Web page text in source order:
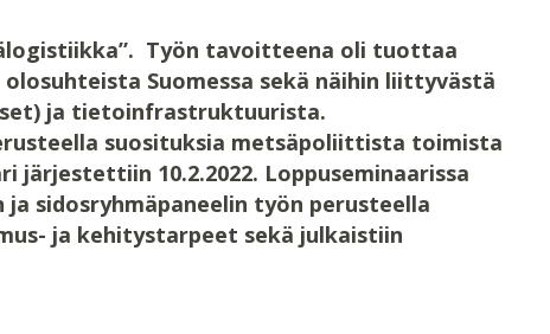
Työn tavoitteena oli tuottaa
Suomessa sekä näihin liittyvästä
ja tietoinfrastruktuurista.
suosituksia metsäpoliittista toimista
10.2.2022. Loppuseminaarissa
sidosryhmäpaneelin työn perusteella
ja kehitystarpeet sekä julkaistiin